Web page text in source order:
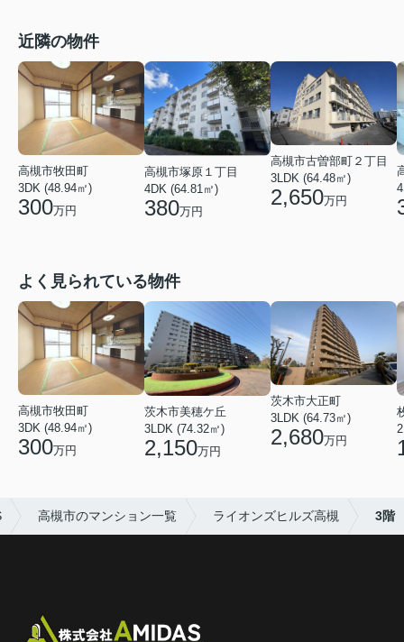
近隣の物件
高槻市牧田町
3DK (48.94㎡)
300万円
高槻市塚原１丁目
4DK (64.81㎡)
380万円
高槻市古曽部町２丁目
3LDK (64.48㎡)
2,650万円
よく見られている物件
高槻市牧田町
3DK (48.94㎡)
300万円
茨木市美穂ケ丘
3LDK (74.32㎡)
2,150万円
茨木市大正町
3LDK (64.73㎡)
2,680万円
高槻市のマンション一覧 ライオンズヒルズ高槻 3階